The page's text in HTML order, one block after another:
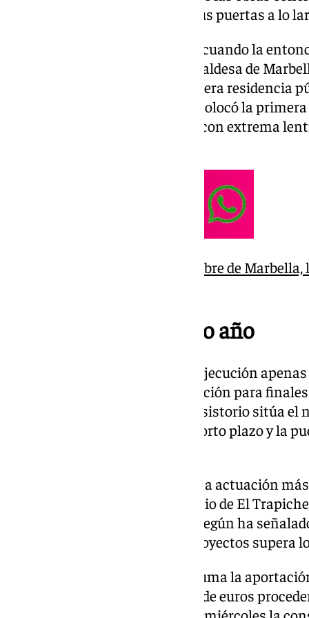
meses y el centro pueda abrir sus puertas a lo
El proyecto se remonta a 2007, cuando la
Social, Micaela Navarro, y la alcaldesa de
convenio para impulsar la primera residencia
Dos años después, en 2009, se colocó la
momento las obras avanzaron con extrema
La Residencia de Tiempo Libre de
En marcha el próximo año
En febrero de 2024, el grado de ejecución
Ayuntamiento fijaba su finalización para
llegó a cumplirse. Ahora, el Consistorio sitúa el
culminación de los trabajos a corto plazo y la
La residencia forma parte de una actuación
rehabilitación del antiguo edificio de El
Bien de Interés Cultural (BIC). Según ha
conjunta destinada a ambos proyectos supera
A este esfuerzo económico se suma la
destinará cerca de 2,8 millones de euros